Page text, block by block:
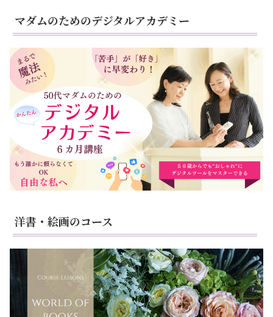
マダムのためのデジタルアカデミー
洋書・絵画のコース